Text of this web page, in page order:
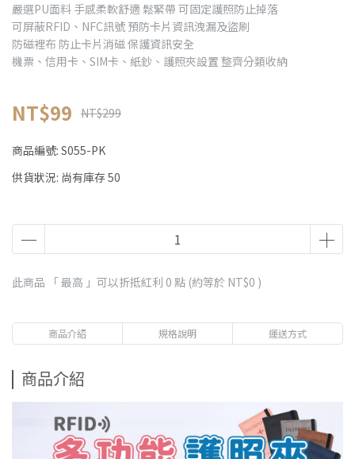
嚴選PU面料 手感柔軟舒適 鬆緊帶 可固定護照防止掉落
可屏蔽RFID、NFC訊號 預防卡片資訊洩漏及盜刷
防磁裡布 防止卡片消磁 保護資訊安全
機票、信用卡、SIM卡、紙鈔、護照夾設置 整齊分類收納
NT$99 NT$299
商品編號: S055-PK
供貨狀況: 尚有庫存 50
此商品 「 最高 」可以折抵紅利 0 點 (約等於 NT$0 )
商品介紹 規格說明 運送方式
商品介紹